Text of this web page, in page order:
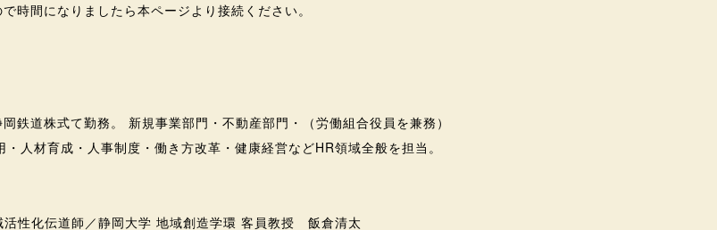
時間になりましたら本ページより接続ください。
鉄道株式て勤務。 新規事業部門・不動産部門・（労働組合役員を兼務）
人材育成・人事制度・働き方改革・健康経営などHR領域全般を担当。
性化伝道師／静岡大学 地域創造学環 客員教授 飯倉清太